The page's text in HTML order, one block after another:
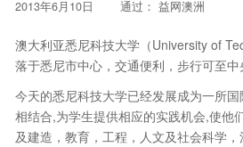
2013年6月10日 通过： 益网澳洲
澳大利亚悉尼科技大学（University of
落于悉尼市中心，交通便利，步行可至中
今天的悉尼科技大学已经发展成为一所
相结合,为学生提供相应的实践机会,使他
及建造，教育，工程，人文及社会科学